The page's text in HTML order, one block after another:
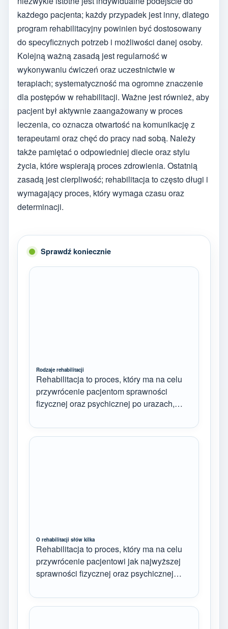
każdego pacjenta; każdy przypadek jest inny, dlatego
program rehabilitacyjny powinien być dostosowany
do specyficznych potrzeb i możliwości danej osoby.
Kolejną ważną zasadą jest regularność w
wykonywaniu ćwiczeń oraz uczestnictwie w
terapiach; systematyczność ma ogromne znaczenie
dla postępów w rehabilitacji. Ważne jest również, aby
pacjent był aktywnie zaangażowany w proces
leczenia, co oznacza otwartość na komunikację z
terapeutami oraz chęć do pracy nad sobą. Należy
także pamiętać o odpowiedniej diecie oraz stylu
życia, które wspierają proces zdrowienia. Ostatnią
zasadą jest cierpliwość; rehabilitacja to często długi i
wymagający proces, który wymaga czasu oraz
determinacji.
Sprawdź koniecznie
Rodzaje rehabilitacji
Rehabilitacja to proces, który ma na celu
przywrócenie pacjentom sprawności
fizycznej oraz psychicznej po urazach,…
O rehabilitacji słów kilka
Rehabilitacja to proces, który ma na celu
przywrócenie pacjentowi jak najwyższej
sprawności fizycznej oraz psychicznej…